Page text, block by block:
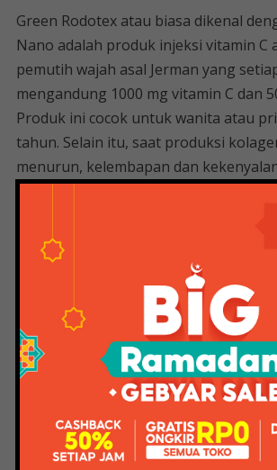
Green Rodotex atau biasa dikenal
Nano adalah produk injeksi vitamin C
pemutih wajah asal Jerman yang
mengandung 1000 mg vitamin C dan
Produk ini cocok untuk wanita atau
tahun. Selain itu, saat produksi
menurun, kelembapan dan
Jual Vitamin C Colagen Rodotex
Dinamakan Lodotex Orange atau Red,
berasal dari warna box atau kotak
awalnya berwarna orange, namun
pencahayaan dan kualitas kamera
barang tersebut, warna box mungkin
Ini mengandung 1000mg vitamin C
kolagen, yang cukup kaya akan
sangat populer di kalangan wanita